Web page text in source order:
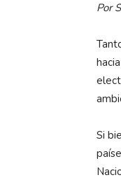
Por
Si